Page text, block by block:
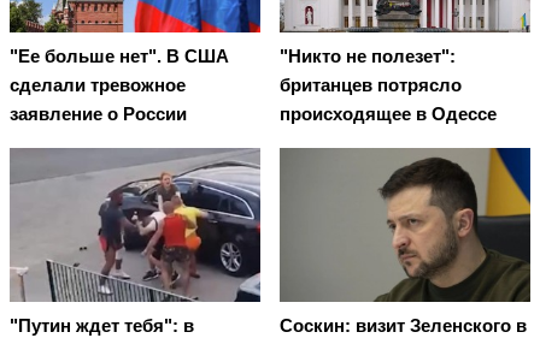
"Ее больше нет". В США
сделали тревожное
заявление о России
"Никто не полезет":
британцев потрясло
происходящее в Одессе
"Путин ждет тебя": в
Соскин: визит Зеленского в